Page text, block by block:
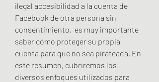
ilegal accesibilidad a la cuenta de
Facebook de otra persona sin
consentimiento,  es muy importante
saber cómo proteger su propia
cuenta para que no sea pirateada. En
este resumen, cubriremos los
diversos enfoques utilizados para